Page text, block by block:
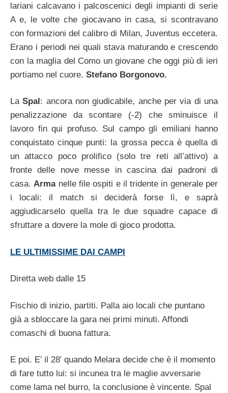
lariani calcavano i palcoscenici degli impianti di serie
A e, le volte che giocavano in casa, si scontravano
con formazioni del calibro di Milan, Juventus eccetera.
Erano i periodi nei quali stava maturando e crescendo
con la maglia del Como un giovane che oggi più di ieri
portiamo nel cuore. Stefano Borgonovo.
LaSpal : ancora non giudicabile, anche per via di una
penalizzazione da scontare (-2) che sminuisce il
lavoro fin qui profuso. Sul campo gli emiliani hanno
conquistato cinque punti: la grossa pecca è quella di
un attacco poco prolifico (solo tre reti all’attivo) a
fronte delle nove messe in cascina dai padroni di
casa.Armanelle file ospiti e il tridente in generale per
i locali: il match si deciderà forse lì, e saprà
aggiudicarselo quella tra le due squadre capace di
sfruttare a dovere la mole di gioco prodotta.
LE ULTIMISSIME DAI CAMPI
Diretta web dalle 15
Fischio di inizio, partiti. Palla aio locali che puntano
già a sbloccare la gara nei primi minuti. Affondi
comaschi di buona fattura.
E poi. E’ il 28′ quando Melara decide che è il momento
di fare tutto lui: si incunea tra le maglie avversarie
come lama nel burro, la conclusione è vincente. Spal